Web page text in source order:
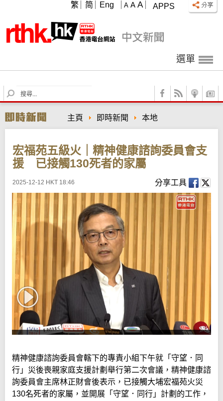
APPS
A A A
繁 简 Eng
選單
S
e
r
c
主頁 即時新聞 本地
宏福苑五級火｜精神健康諮詢委員會支
援 已接觸130死者的家屬
2025-12-12 HKT 18:46 分享工具
精神健康諮詢委員會轄下的專責小組下午就「守望．同
行」災後喪親家庭支援計劃舉行第二次會議，精神健康諮
詢委員會主席林正財會後表示，已接觸大埔宏福苑火災
130名死者的家屬，並開展「守望．同行」計劃的工作，